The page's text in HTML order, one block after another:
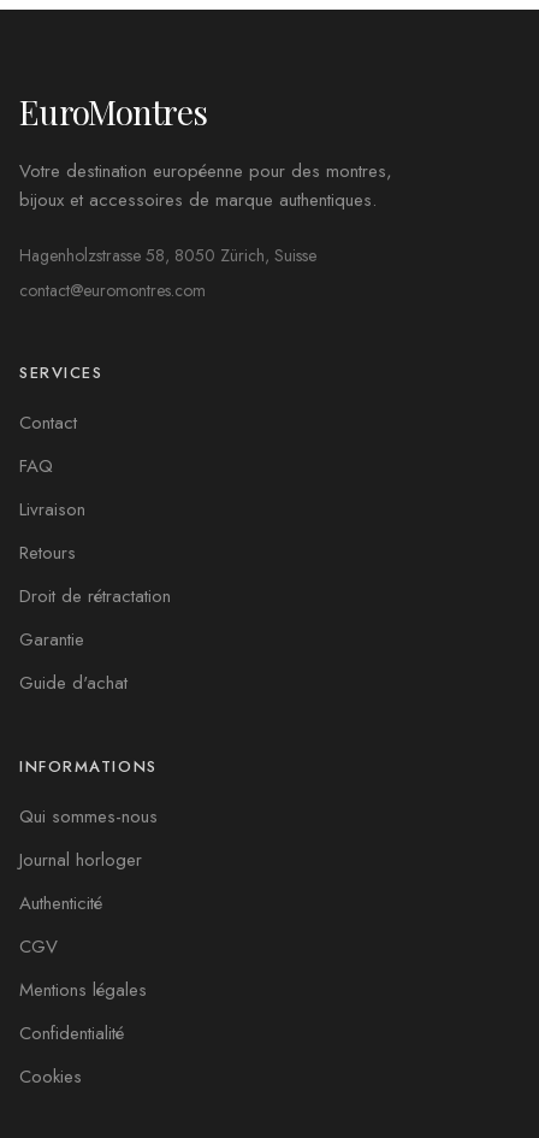
EuroMontres
Votre destination européenne pour des montres,
bijoux et accessoires de marque authentiques.
Hagenholzstrasse 58, 8050 Zürich, Suisse
contact@euromontres.com
SERVICES
Contact
FAQ
Livraison
Retours
Droit de rétractation
Garantie
Guide d'achat
INFORMATIONS
Qui sommes-nous
Journal horloger
Authenticité
CGV
Mentions légales
Confidentialité
Cookies